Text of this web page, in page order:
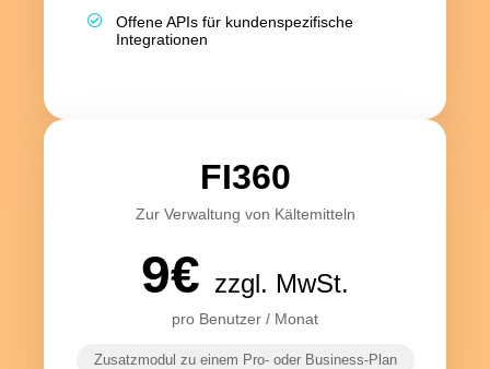
Offene APIs für kundenspezifische
Integrationen
FI360
Zur Verwaltung von Kältemitteln
9€ zzgl. MwSt.
pro Benutzer / Monat
Zusatzmodul zu einem Pro- oder Business‑Plan